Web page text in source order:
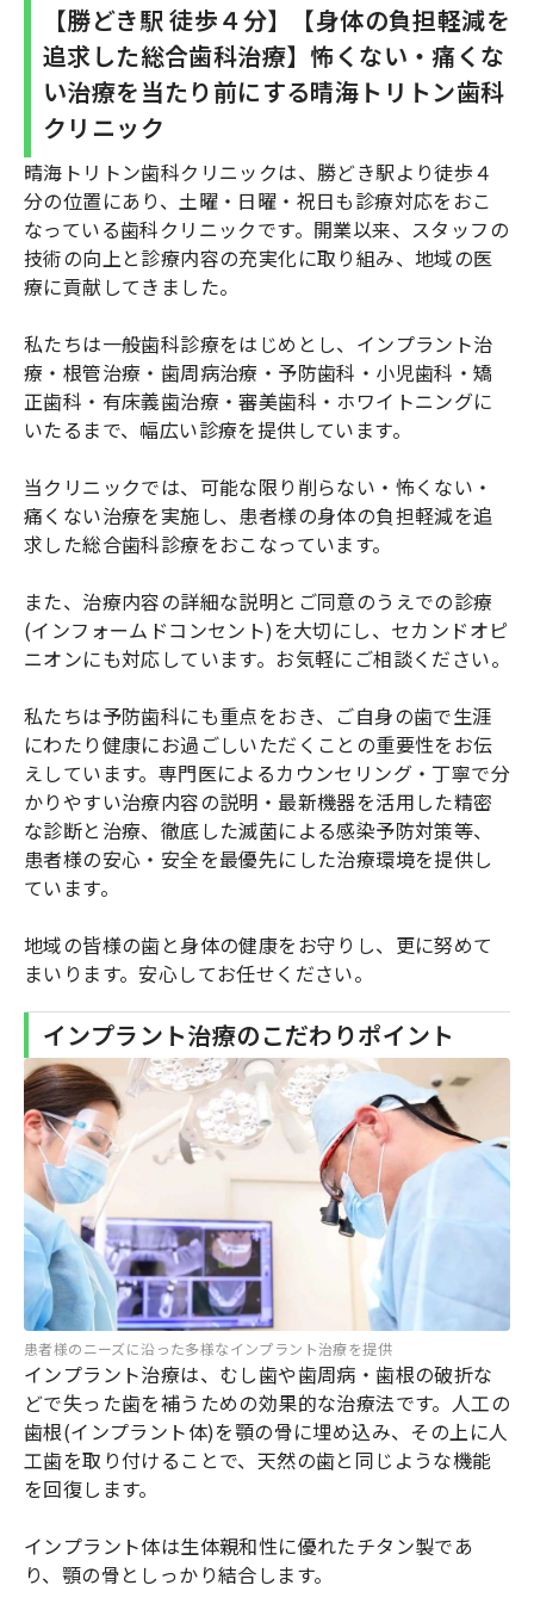
【勝どき駅 徒歩４分】【身体の負担軽減を
追求した総合歯科治療】怖くない・痛くな
い治療を当たり前にする晴海トリトン歯科
クリニック
晴海トリトン歯科クリニックは、勝どき駅より徒歩４
分の位置にあり、土曜・日曜・祝日も診療対応をおこ
なっている歯科クリニックです。開業以来、スタッフの
技術の向上と診療内容の充実化に取り組み、地域の医
療に貢献してきました。
私たちは一般歯科診療をはじめとし、インプラント治
療・根管治療・歯周病治療・予防歯科・小児歯科・矯
正歯科・有床義歯治療・審美歯科・ホワイトニングに
いたるまで、幅広い診療を提供しています。
当クリニックでは、可能な限り削らない・怖くない・
痛くない治療を実施し、患者様の身体の負担軽減を追
求した総合歯科診療をおこなっています。
また、治療内容の詳細な説明とご同意のうえでの診療
(インフォームドコンセント)を大切にし、セカンドオピ
ニオンにも対応しています。お気軽にご相談ください。
私たちは予防歯科にも重点をおき、ご自身の歯で生涯
にわたり健康にお過ごしいただくことの重要性をお伝
えしています。専門医によるカウンセリング・丁寧で分
かりやすい治療内容の説明・最新機器を活用した精密
な診断と治療、徹底した滅菌による感染予防対策等、
患者様の安心・安全を最優先にした治療環境を提供し
ています。
地域の皆様の歯と身体の健康をお守りし、更に努めて
まいります。安心してお任せください。
インプラント治療のこだわりポイント
患者様のニーズに沿った多様なインプラント治療を提供
インプラント治療は、むし歯や歯周病・歯根の破折な
どで失った歯を補うための効果的な治療法です。人工の
歯根(インプラント体)を顎の骨に埋め込み、その上に人
工歯を取り付けることで、天然の歯と同じような機能
を回復します。
インプラント体は生体親和性に優れたチタン製であ
り、顎の骨としっかり結合します。